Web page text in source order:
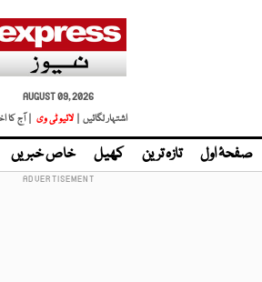
AUGUST 09, 2026
اشتہار لگائیں |
لائیو ٹی وی | آج کا
صفحۂ اول تازہ ترین کھیل خاص خبریں